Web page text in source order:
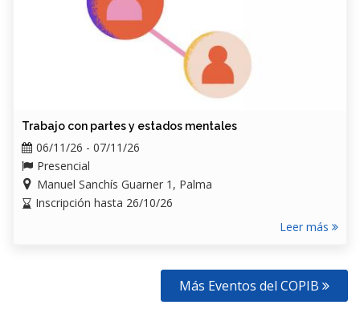
Trabajo con partes y estados mentales
06/11/26 - 07/11/26
Presencial
Manuel Sanchís Guarner 1, Palma
Inscripción hasta 26/10/26
Leer más
Más Eventos del COPIB